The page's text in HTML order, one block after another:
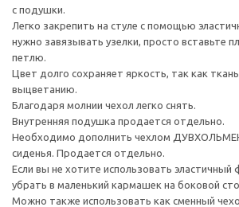
с подушки.
Легко закрепить на стуле с помощью
нужно завязывать узелки, просто вставьте
петлю.
Цвет долго сохраняет яркость, так как
выцветанию.
Благодаря молнии чехол легко снять.
Внутренняя подушка продается отдельно.
Необходимо дополнить чехлом
сиденья. Продается отдельно.
Если вы не хотите использовать
убрать в маленький кармашек на боковой
Можно также использовать как сменный